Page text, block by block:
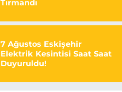
Tırmandı
7 Ağustos Eskişehir
Elektrik Kesintisi Saat Saat
Duyuruldu!